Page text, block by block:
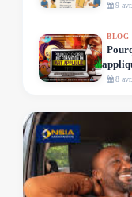
9
BLOG
métier
8